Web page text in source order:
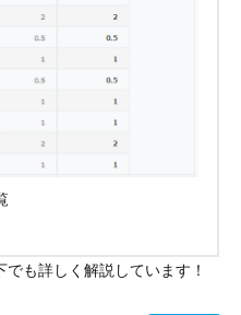
も詳しく解説しています！